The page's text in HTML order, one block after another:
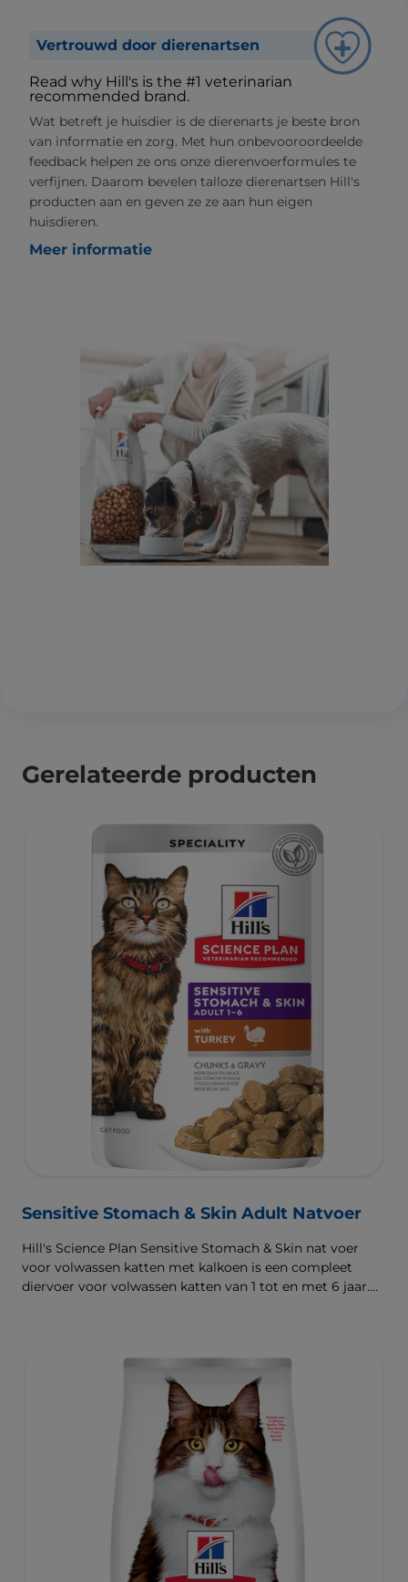
Vertrouwd door dierenartsen
Read why Hill's is the #1 veterinarian
recommended brand.
Wat betreft je huisdier is de dierenarts je beste bron
van informatie en zorg. Met hun onbevooroordeelde
feedback helpen ze ons onze dierenvoerformules te
verfijnen. Daarom bevelen talloze dierenartsen Hill's
producten aan en geven ze ze aan hun eigen
huisdieren.
Meer informatie
Gerelateerde producten
Sensitive Stomach & Skin Adult Natvoer
Hill's Science Plan Sensitive Stomach & Skin nat voer
voor volwassen katten met kalkoen is een compleet
diervoer voor volwassen katten van 1 tot en met 6 jaar.